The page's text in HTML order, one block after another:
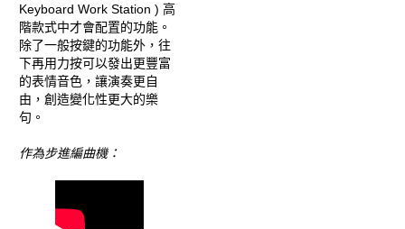
Keyboard Work Station ) 高
階款式中才會配置的功能。
除了一般按鍵的功能外，往
下再用力按可以發出更豐富
的表情音色，讓演奏更自
由，創造變化性更大的樂
句。
作為步進編曲機：